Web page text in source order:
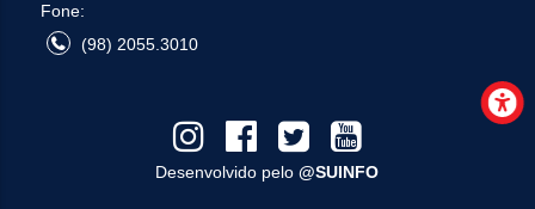
Fone:
(98) 2055.3010
Desenvolvido pelo@SUINFO